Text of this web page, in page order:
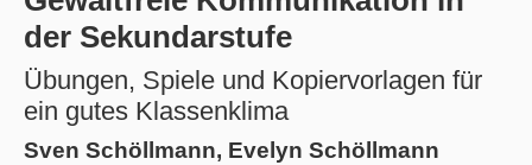
der Sekundarstufe
Übungen, Spiele und Kopiervorlagen für
ein gutes Klassenklima
Sven Schöllmann, Evelyn Schöllmann